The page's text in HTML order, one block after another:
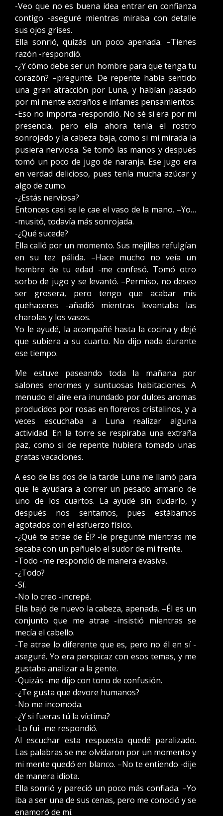
-Veo que no es buena idea entrar en confianza
contigo -aseguré mientras miraba con detalle
sus ojos grises.
Ella sonrió, quizás un poco apenada. –Tienes
razón -respondió.
-¿Y cómo debe ser un hombre para que tenga tu
corazón? –pregunté. De repente había sentido
una gran atracción por Luna, y habían pasado
por mi mente extraños e infames pensamientos.
-Eso no importa -respondió. No sé si era por mi
presencia, pero ella ahora tenía el rostro
sonrojado y la cabeza baja, como si mi mirada la
pusiera nerviosa. Se tomó las manos y después
tomó un poco de jugo de naranja. Ese jugo era
en verdad delicioso, pues tenía mucha azúcar y
algo de zumo.
-¿Estás nerviosa?
Entonces casi se le cae el vaso de la mano. –Yo…
-musitó, todavía más sonrojada.
-¿Qué sucede?
Ella calló por un momento. Sus mejillas refulgían
en su tez pálida. –Hace mucho no veía un
hombre de tu edad -me confesó. Tomó otro
sorbo de jugo y se levantó. –Permiso, no deseo
ser grosera, pero tengo que acabar mis
quehaceres -añadió mientras levantaba las
charolas y los vasos.
Yo le ayudé, la acompañé hasta la cocina y dejé
que subiera a su cuarto. No dijo nada durante
ese tiempo.
Me estuve paseando toda la mañana por
salones enormes y suntuosas habitaciones. A
menudo el aire era inundado por dulces aromas
producidos por rosas en floreros cristalinos, y a
veces escuchaba a Luna realizar alguna
actividad. En la torre se respiraba una extraña
paz, como si de repente hubiera tomado unas
gratas vacaciones.
A eso de las dos de la tarde Luna me llamó para
que le ayudara a correr un pesado armario de
uno de los cuartos. La ayudé sin dudarlo, y
después nos sentamos, pues estábamos
agotados con el esfuerzo físico.
-¿Qué te atrae de Él? -le pregunté mientras me
secaba con un pañuelo el sudor de mi frente.
-Todo -me respondió de manera evasiva.
-¿Todo?
-Sí.
-No lo creo -increpé.
Ella bajó de nuevo la cabeza, apenada. –Él es un
conjunto que me atrae -insistió mientras se
mecía el cabello.
-Te atrae lo diferente que es, pero no él en sí -
aseguré. Yo era perspicaz con esos temas, y me
gustaba analizar a la gente.
-Quizás -me dijo con tono de confusión.
-¿Te gusta que devore humanos?
-No me incomoda.
-¿Y si fueras tú la víctima?
-Lo fui -me respondió.
Al escuchar esta respuesta quedé paralizado.
Las palabras se me olvidaron por un momento y
mi mente quedó en blanco. –No te entiendo -dije
de manera idiota.
Ella sonrió y pareció un poco más confiada. –Yo
iba a ser una de sus cenas, pero me conoció y se
enamoró de mí.